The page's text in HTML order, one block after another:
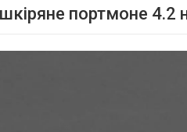
портмоне 4.2